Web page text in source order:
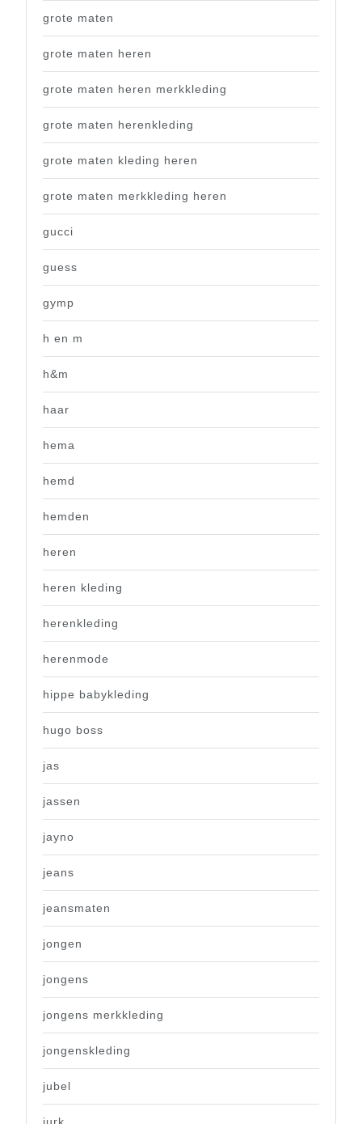
grote maten
grote maten heren
grote maten heren merkkleding
grote maten herenkleding
grote maten kleding heren
grote maten merkkleding heren
gucci
guess
gymp
h en m
h&m
haar
hema
hemd
hemden
heren
heren kleding
herenkleding
herenmode
hippe babykleding
hugo boss
jas
jassen
jayno
jeans
jeansmaten
jongen
jongens
jongens merkkleding
jongenskleding
jubel